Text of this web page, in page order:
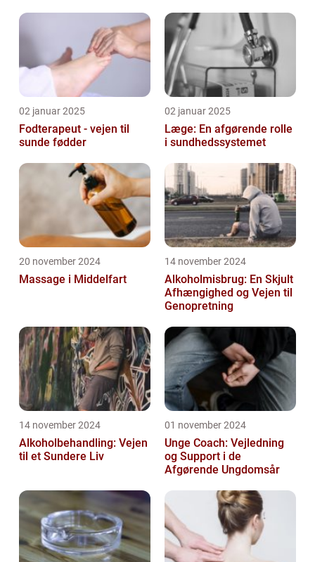
02 januar 2025
Fodterapeut - vejen til
sunde fødder
02 januar 2025
Læge: En afgørende rolle
i sundhedssystemet
20 november 2024
Massage i Middelfart
14 november 2024
Alkoholmisbrug: En Skjult
Afhængighed og Vejen til
Genopretning
14 november 2024
Alkoholbehandling: Vejen
til et Sundere Liv
01 november 2024
Unge Coach: Vejledning
og Support i de
Afgørende Ungdomsår